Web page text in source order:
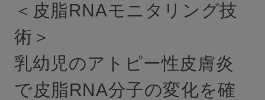
＜皮脂RNAモニタリング技
術＞
乳幼児のアトピー性皮膚炎
で皮脂RNA分子の変化を確